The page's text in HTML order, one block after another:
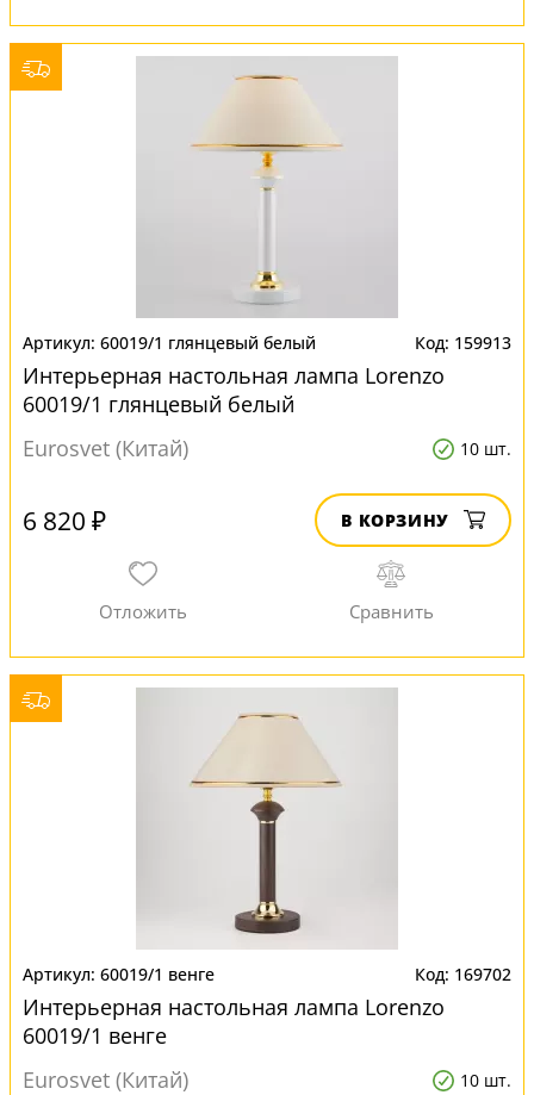
60019/1 глянцевый белый 159913
Интерьерная настольная лампа Lorenzo
60019/1 глянцевый белый
Eurosvet (Китай)
10 шт.
6 820 ₽ В КОРЗИНУ
60019/1 венге 169702
Интерьерная настольная лампа Lorenzo
60019/1 венге
Eurosvet (Китай)
10 шт.